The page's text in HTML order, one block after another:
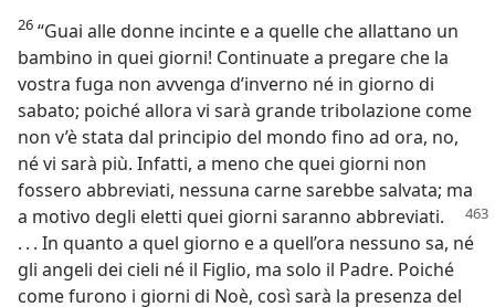
26 “Guai alle donne incinte e a quelle che allattano un
bambino in quei giorni! Continuate a pregare che la
vostra fuga non avvenga d’inverno né in giorno di
sabato; poiché allora vi sarà grande tribolazione come
non v’è stata dal principio del mondo fino ad ora, no,
né vi sarà più. Infatti, a meno che quei giorni non
fossero abbreviati, nessuna carne sarebbe salvata; ma
a motivo degli eletti quei giorni saranno abbreviati.
. . . In quanto a quel giorno e a quell’ora nessuno sa, né
gli angeli dei cieli né il Figlio, ma solo il Padre. Poiché
come furono i giorni di Noè, così sarà la presenza del